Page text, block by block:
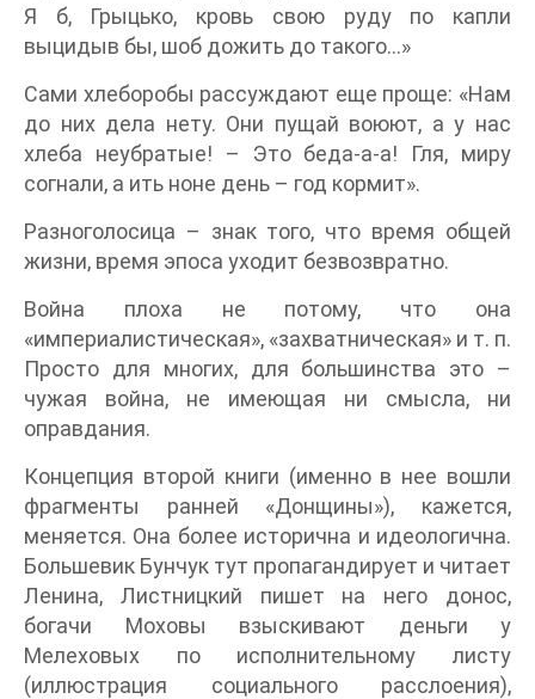
Я б, Грыцько, кровь свою руду по капли
выцидыв бы, шоб дожить до такого…»
Сами хлеборобы рассуждают еще проще: «Нам
до них дела нету. Они пущай воюют, а у нас
хлеба неубратые! – Это беда-а-а! Гля, миру
согнали, а ить ноне день – год кормит».
Разноголосица – знак того, что время общей
жизни, время эпоса уходит безвозвратно.
Война плоха не потому, что она
«империалистическая», «захватническая» и т. п.
Просто для многих, для большинства это –
чужая война, не имеющая ни смысла, ни
оправдания.
Концепция второй книги (именно в нее вошли
фрагменты ранней «Донщины»), кажется,
меняется. Она более исторична и идеологична.
Большевик Бунчук тут пропагандирует и читает
Ленина, Листницкий пишет на него донос,
богачи Моховы взыскивают деньги у
Мелеховых по исполнительному листу
(иллюстрация социального расслоения),